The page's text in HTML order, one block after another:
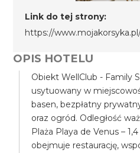
Link do tej strony:
https://
OPIS HOTELU
Obiekt WellClub - Family
usytuowany w
basen, bezpłatny
oraz ogród. Odległość
Plaża Playa de Venus –
obejmuje restaurację,